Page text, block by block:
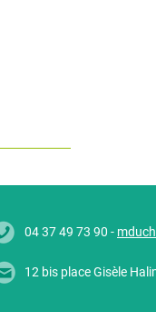
04 37 49 73 90 -
12 bis place Gisèle